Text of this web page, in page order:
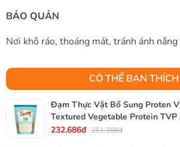
BẢO QUẢN
Nơi khô ráo, thoáng mát, tránh ánh
CÓ THỂ BẠN THÍCH
Đạm Thực Vật Bổ Sung Proten
Textured Vegetable Protein TVP
340g, 12 Oz.
232.686đ 251.288đ